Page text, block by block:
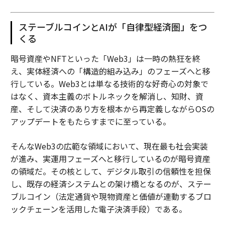
ステーブルコインとAIが「自律型経済圏」をつ
くる
暗号資産やNFTといった「Web3」は一時の熱狂を終
え、実体経済への「構造的組み込み」のフェーズへと移
行している。Web3とは単なる技術的な好奇心の対象で
はなく、資本主義のボトルネックを解消し、知財、資
産、そして決済のあり方を根本から再定義しながらOSの
アップデートをもたらすまでに至っている。
そんなWeb3の広範な領域において、現在最も社会実装
が進み、実運用フェーズへと移行しているのが暗号資産
の領域だ。その核として、デジタル取引の信頼性を担保
し、既存の経済システムとの架け橋となるのが、ステー
ブルコイン（法定通貨や現物資産と価値が連動するブロ
ックチェーンを活用した電子決済手段）である。